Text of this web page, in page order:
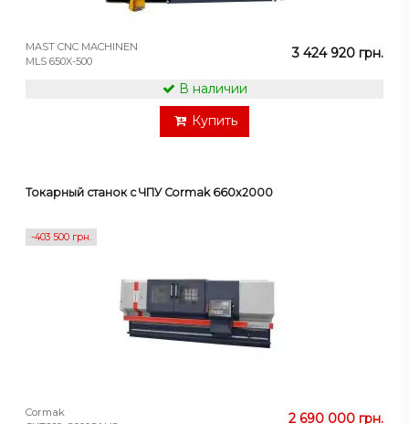
MAST CNC MACHINEN
MLS 650X-500
3 424 920 грн.
В наличии
Купить
Токарный станок с ЧПУ Cormak 660x2000
-403 500 грн.
Cormak
2 690 000 грн.